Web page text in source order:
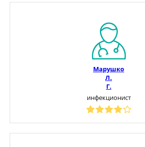
Марушко
Л.
Г.
инфекционист